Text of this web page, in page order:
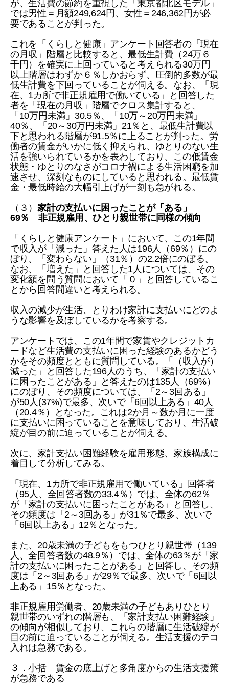
が、生活費の節約を重視した「東京都北区モデル」
では男性＝月額249,624円、女性＝246,362円が必
要であることが判った。
これを「くらしと健康」アンケート回答者の「現在
の月収」階層と比較すると、最低生計費（24万６
千円）を確実に上回っていると考えられる30万円
以上階層はわずか６％しかおらず、圧倒的多数が最
低生計費を下回っていることが伺える。なお、「現
在、1カ所で非正規雇用で働いている」と回答した
者を「現在の月収」階層でクロス集計すると、
「10万円未満」30.5％、「10万～20万円未満」
40％、「20～30万円未満」21％と、最低生計費以
下と思われる階層が91.5％に上ることが判った。労
働者の賃金がいかに低く抑えられ、ゆとりのない生
活を強いられているかを表わしており、この低賃金
状態・ゆとりのなさがコロナ禍による生活困窮を加
速させ、深刻なものにしていると思われる。最低賃
金・最低時給の大幅引上げが一刻も急がれる。
（３）家計の支払いに困ったことが「ある」
69％ 非正規雇用、ひとり親世帯に同様の傾向
「くらしと健康アンケート」において、この1年間
で収入が「減った」答えた人は196人（69％）にの
ぼり、「変わらない」（31％）の2.2倍にのぼる。
なお、「増えた」と回答した1人については、その
変化額を問う質問において「０」と回答しているこ
とから回答間違いと考えられる。
収入の減少が生活、とりわけ家計に支払いにどのよ
うな影響を及ぼしているかを考察する。
アンケートでは、この1年間で家賃やクレジットカ
ードなど生活費の支払いに困った経験のあるかどう
かをその頻度とともに質問している。「（収入が）
減った」と回答した196人のうち、「家計の支払い
に困ったことがある」と答えたのは135人（69%）
にのぼり、その頻度については、「2～3回ある」
が50人(37%)で最多、次いで「6回以上ある」40人
（20.4％）となった。これは2か月～数か月に一度
に支払いに困っていることを意味しており、生活破
綻が目の前に迫っていることが伺える。
次に、家計支払い困難経験を雇用形態、家族構成に
着目して分析してみる。
「現在、1カ所で非正規雇用で働いている」回答者
（95人、全回答者数の33.4％）では、全体の62％
が「家計の支払いに困ったことがある」と回答し、
その頻度は「2～3回ある」が31％で最多、次いで
「6回以上ある」12％となった。
また、20歳未満の子どもをもつひとり親世帯（139
人、全回答者数の48.9％）では、全体の63％が「家
計の支払いに困ったことがある」と回答し、その頻
度は「2～3回ある」が29％で最多、次いで「6回以
上ある」15％となった。
非正規雇用労働者、20歳未満の子どもありひとり
親世帯のいずれの階層も、「家計支払い困難経験」
の傾向が相似しており、これらの階層に生活破綻が
目の前に迫っていることが伺える。生活支援のテコ
入れは急務である。
３．小括 賃金の底上げと多角度からの生活支援策
が急務である